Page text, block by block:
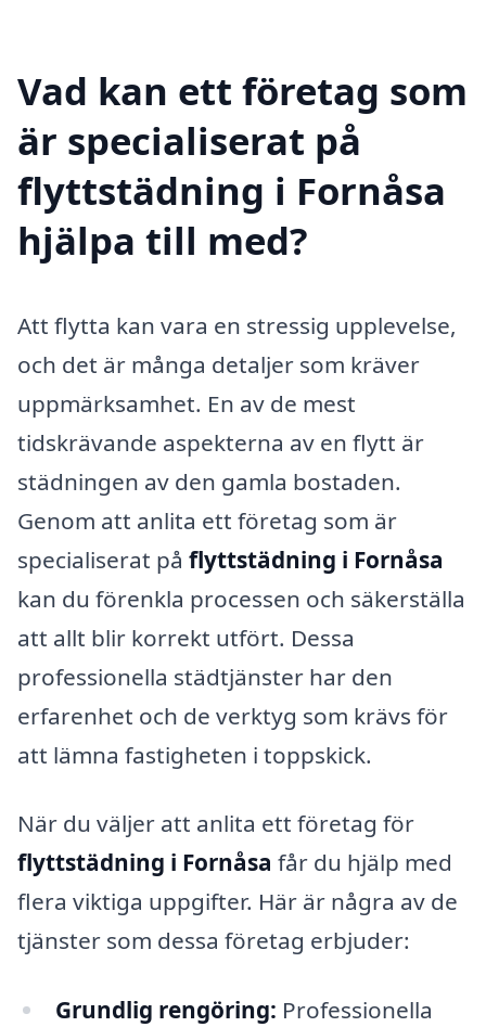
Vad kan ett företag som
är specialiserat på
flyttstädning i Fornåsa
hjälpa till med?
Att flytta kan vara en stressig upplevelse,
och det är många detaljer som kräver
uppmärksamhet. En av de mest
tidskrävande aspekterna av en flytt är
städningen av den gamla bostaden.
Genom att anlita ett företag som är
specialiserat på flyttstädning i Fornåsa
kan du förenkla processen och säkerställa
att allt blir korrekt utfört. Dessa
professionella städtjänster har den
erfarenhet och de verktyg som krävs för
att lämna fastigheten i toppskick.
När du väljer att anlita ett företag för
flyttstädning i Fornåsa får du hjälp med
flera viktiga uppgifter. Här är några av de
tjänster som dessa företag erbjuder:
Grundlig rengöring: Professionella